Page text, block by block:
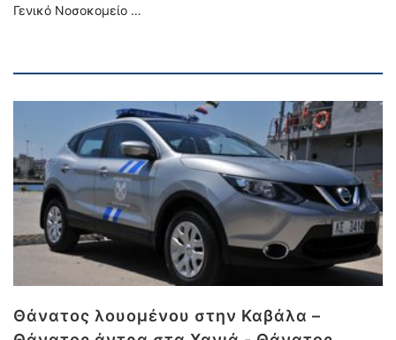
Γενικό Νοσοκομείο …
Θάνατος λουομένου στην Καβάλα –